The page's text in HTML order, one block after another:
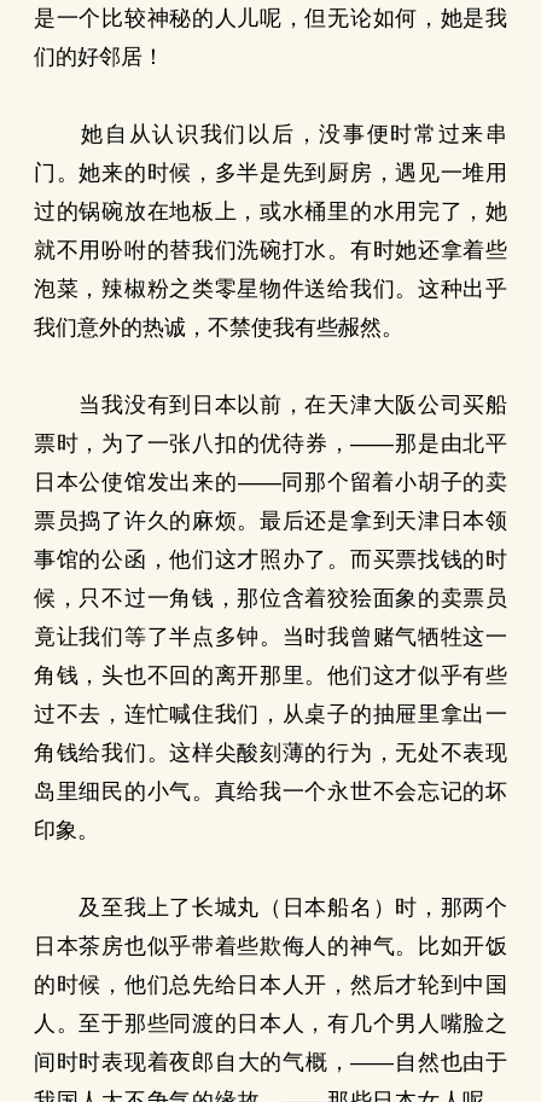
是一个比较神秘的人儿呢，但无论如何，她是我
们的好邻居！
她自从认识我们以后，没事便时常过来串
门。她来的时候，多半是先到厨房，遇见一堆用
过的锅碗放在地板上，或水桶里的水用完了，她
就不用吩咐的替我们洗碗打水。有时她还拿着些
泡菜，辣椒粉之类零星物件送给我们。这种出乎
我们意外的热诚，不禁使我有些赧然。
当我没有到日本以前，在天津大阪公司买船
票时，为了一张八扣的优待券，——那是由北平
日本公使馆发出来的——同那个留着小胡子的卖
票员捣了许久的麻烦。最后还是拿到天津日本领
事馆的公函，他们这才照办了。而买票找钱的时
候，只不过一角钱，那位含着狡狯面象的卖票员
竟让我们等了半点多钟。当时我曾赌气牺牲这一
角钱，头也不回的离开那里。他们这才似乎有些
过不去，连忙喊住我们，从桌子的抽屉里拿出一
角钱给我们。这样尖酸刻薄的行为，无处不表现
岛里细民的小气。真给我一个永世不会忘记的坏
印象。
及至我上了长城丸（日本船名）时，那两个
日本茶房也似乎带着些欺侮人的神气。比如开饭
的时候，他们总先给日本人开，然后才轮到中国
人。至于那些同渡的日本人，有几个男人嘴脸之
间时时表现着夜郎自大的气概，——自然也由于